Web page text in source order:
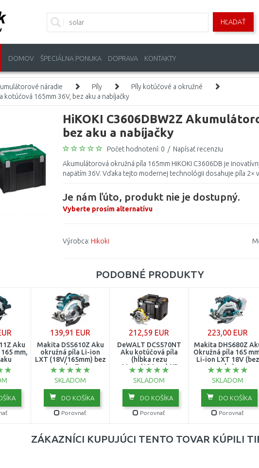
HĽADAŤ
DOMOV ŠPECIÁLNA PONUKA DOPRAVA KONTAKTY
náradie Píly
Píly kotúčové a okružné
kotúčová 165mm 36V, bez aku a nabíjačky
HiKOKI C3606DBW2Z
bez aku a nabíjačky
Počet hodnotení: 0 / Napísať recenziu
Akumulátorová okružná píla 165mm HiKOKI C3606DB je
napätím 36V. Vďaka tejto modernej technológii dosahuje píla 2×
Je nám ľúto, produkt nie je dostupný.
Vyberte prosím alternatívu
Výrobca: Hikoki
PODOBNÉ PRODUKTY
Aku
mm,
139,91 EUR
Makita DSS610Z Aku
okružná píla Li-ion
LXT (18V/165mm) bez
aku Z
SKLADOM
DO KOŠÍKA
Porovnať
212,59 EUR
DeWALT DCS570NT
Aku kotúčová píla
(hĺbka rezu
64mm/184mm) XR
18V, bez aku, kufor
TSTAK
SKLADOM
DO KOŠÍKA
Porovnať
223,00 EUR
Makita DHS680Z
Okružná píla 165
Li-ion LXT 18V (bez
aku)
SKLADOM
DO KOŠÍKA
Porovnať
ZÁKAZNÍCI KUPUJÚCI TENTO TOVAR KÚPILI